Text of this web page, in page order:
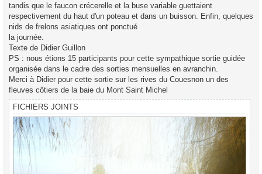
tandis que le faucon crécerelle et la buse variable guettaient
respectivement du haut d'un poteau et dans un buisson. Enfin, quelques
nids de frelons asiatiques ont ponctué
la journée.
Texte de Didier Guillon
PS : nous étions 15 participants pour cette sympathique sortie guidée
organisée dans le cadre des sorties mensuelles en avranchin.
Merci à Didier pour cette sortie sur les rives du Couesnon un des
fleuves côtiers de la baie du Mont Saint Michel
FICHIERS JOINTS